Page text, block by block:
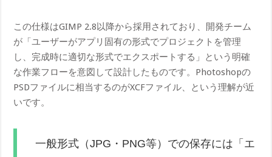
この仕様はGIMP 2.8以降から採用されており、開発チーム
が「ユーザーがアプリ固有の形式でプロジェクトを管理
し、完成時に適切な形式でエクスポートする」という明確
な作業フローを意図して設計したものです。Photoshopの
PSDファイルに相当するのがXCFファイル、という理解が近
いです。
一般形式（JPG・PNG等）での保存には「エ